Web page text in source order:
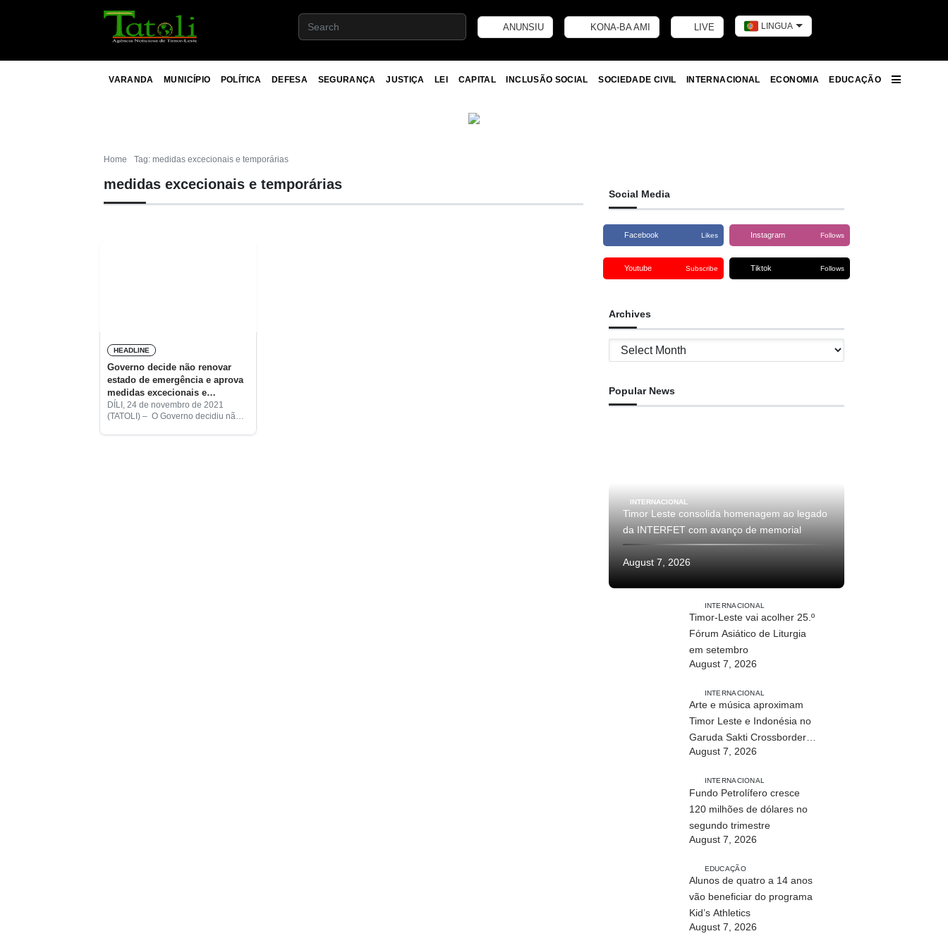
ANUNSIU KONA-BA AMI LIVE LINGUA
VARANDA MUNICÍPIO POLÍTICA DEFESA SEGURANÇA JUSTIÇA LEI CAPITAL INCLUSÃO SOCIAL SOCIEDADE CIVIL INTERNACIONAL ECONOMIA
EDUCAÇÃO
Home Tag: medidas excecionais e temporárias
medidas excecionais e temporárias
HEADLINE
Governo decide não renovar
estado de emergência e aprova
medidas excecionais e
temporárias
DÍLI, 24 de novembro de 2021
(TATOLI) – O Governo decidiu não
Social Media
Facebook Likes Instagram Follows
Youtube Subscribe Tiktok Follows
Archives
Archives
Popular News
INTERNACIONAL
Timor Leste consolida homenagem ao legado
da INTERFET com avanço de memorial
August 7, 2026
INTERNACIONAL
Timor-Leste vai acolher 25.º
Fórum Asiático de Liturgia
em setembro
August 7, 2026
INTERNACIONAL
Arte e música aproximam
Timor Leste e Indonésia no
Garuda Sakti Crossborder
Fest 2026
August 7, 2026
INTERNACIONAL
Fundo Petrolífero cresce
120 milhões de dólares no
segundo trimestre
August 7, 2026
EDUCAÇÃO
Alunos de quatro a 14 anos
vão beneficiar do programa
Kid’s Athletics
August 7, 2026